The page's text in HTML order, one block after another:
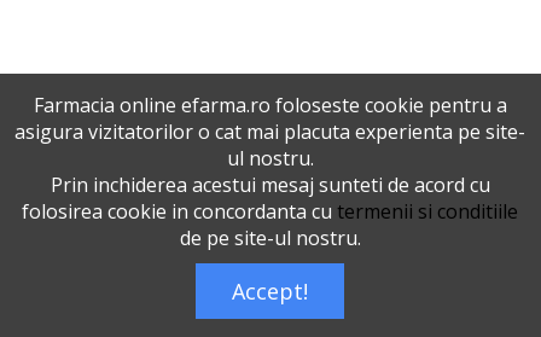
Farmacia online efarma.ro foloseste cookie pentru a
asigura vizitatorilor o cat mai placuta experienta pe site-
ul nostru.
Prin inchiderea acestui mesaj sunteti de acord cu
folosirea cookie in concordanta cu termenii si conditiile
de pe site-ul nostru.
Accept!